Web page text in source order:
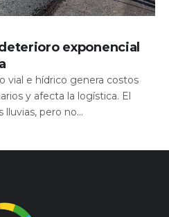
exponencial
vial e hídrico genera costos
y afecta la logística. El
lluvias, pero no...